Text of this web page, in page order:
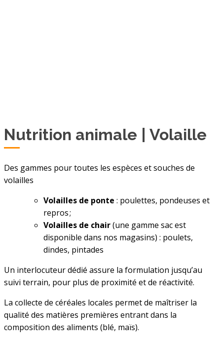
Nutrition animale | Volaille
Des gammes pour toutes les espèces et souches de
volailles
Volailles de ponte : poulettes, pondeuses et
repros ;
Volailles de chair(une gamme sac est
disponible dans nos magasins) : poulets,
dindes, pintades
Un interlocuteur dédié assure la formulation jusqu’au
suivi terrain, pour plus de proximité et de réactivité.
La collecte de céréales locales permet de maîtriser la
qualité des matières premières entrant dans la
composition des aliments (blé, maïs).